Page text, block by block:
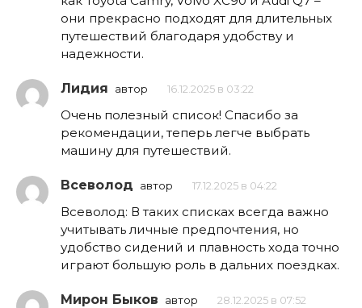
они прекрасно подходят для длительных
путешествий благодаря удобству и
надежности.
Лидия автор 16.12.2025 в 03:22
Очень полезный список! Спасибо за
рекомендации, теперь легче выбрать
машину для путешествий.
Всеволод автор 17.12.2025 в 04:22
Всеволод: В таких списках всегда важно
учитывать личные предпочтения, но
удобство сидений и плавность хода точно
играют большую роль в дальних поездках.
Мирон Быков автор 28.12.2025 в 07:52